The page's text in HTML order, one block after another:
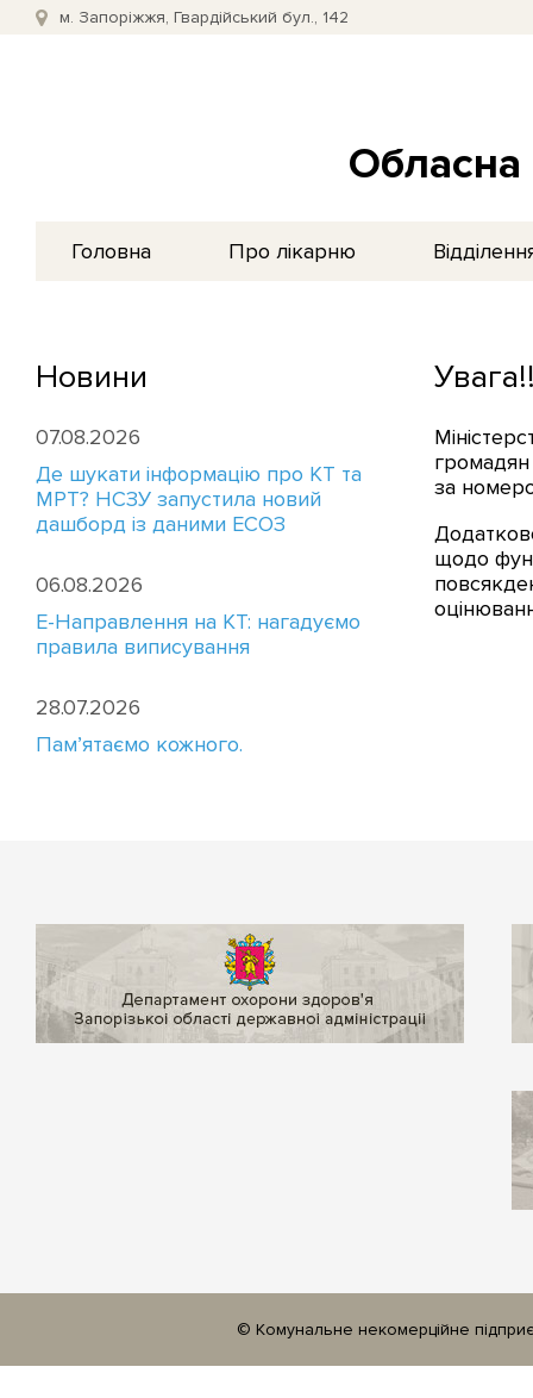
м. Запоріжжя, Гвардійський бул., 142
Обласна
Головна Про лікарню
Новини
07.08.2026
Де шукати інформацію про КТ та
МРТ? НСЗУ запустила новий
дашборд із даними ЕСОЗ
06.08.2026
E-Направлення на КТ: нагадуємо
правила виписування
28.07.2026
Пам’ятаємо кожного.
громадян
за
щодо
© Комунальне некомерційне